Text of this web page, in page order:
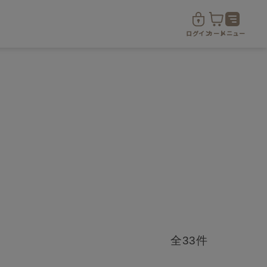
ログインカートメニュー
全33件